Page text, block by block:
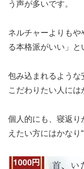
う声が多いです。
ネルチャーよりもや
る本格派がいい」と
包み込まれるような
こだわりたい人には
個人的にも、寝返り
えたい方にはかなり